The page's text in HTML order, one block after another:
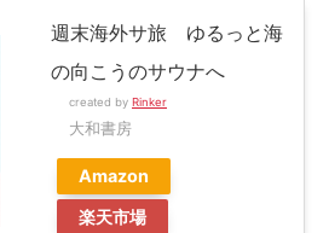
週末海外サ旅 ゆるっと海
の向こうのサウナへ
created by Rinker
大和書房
Amazon
楽天市場